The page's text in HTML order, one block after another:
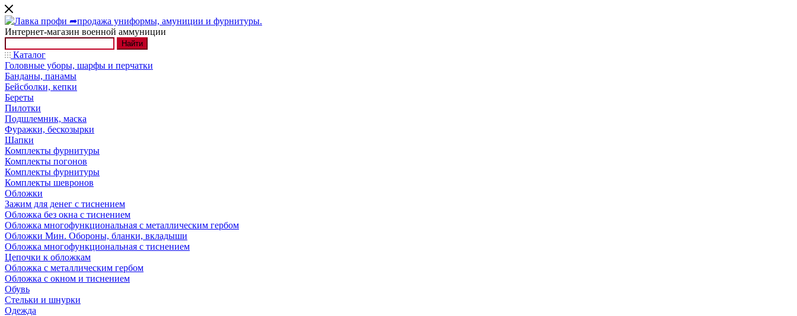
Интернет-магазин военной аммуниции
Найти
Каталог
Головные уборы, шарфы и перчатки
Банданы, панамы
Бейсболки, кепки
Береты
Пилотки
Подшлемник, маска
Фуражки, бескозырки
Шапки
Комплекты фурнитуры
Комплекты погонов
Комплекты фурнитуры
Комплекты шевронов
Обложки
Зажим для денег с тиснением
Обложка без окна с тиснением
Обложка многофункциональная с металлическим гербом
Обложки Мин. Обороны, бланки, вкладыши
Обложка многофункциональная с тиснением
Цепочки к обложкам
Обложка с металлическим гербом
Обложка с окном и тиснением
Обувь
Стельки и шнурки
Одежда